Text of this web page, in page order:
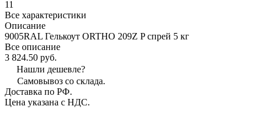
11
Все характеристики
Описание
9005RAL Гелькоут ORTHO 209Z P спрей 5 кг
Все описание
3 824.50 руб.
Нашли дешевле?
Самовывоз со склада.
Доставка по РФ.
Цена указана с НДС.